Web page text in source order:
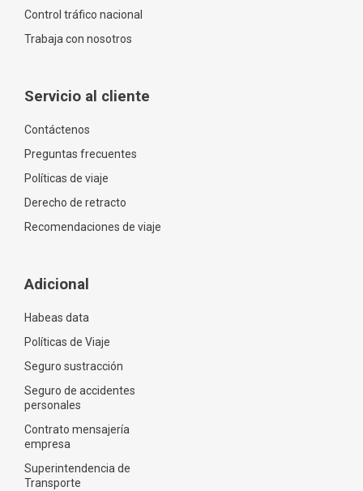
Control tráfico nacional
Trabaja con nosotros
Servicio al cliente
Contáctenos
Preguntas frecuentes
Políticas de viaje
Derecho de retracto
Recomendaciones de viaje
Adicional
Habeas data
Políticas de Viaje
Seguro sustracción
Seguro de accidentes
personales
Contrato mensajería
empresa
Superintendencia de
Transporte